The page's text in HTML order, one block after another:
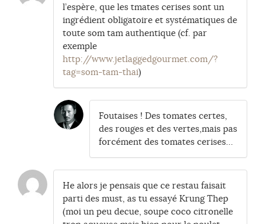
l’espère, que les tmates cerises sont un
ingrédient obligatoire et systématiques de
toute som tam authentique (cf. par
exemple
http://www.jetlaggedgourmet.com/?
tag=som-tam-thai)
Foutaises ! Des tomates certes,
des rouges et des vertes,mais pas
forcément des tomates cerises…
He alors je pensais que ce restau faisait
parti des must, as tu essayé Krung Thep
(moi un peu decue, soupe coco citronelle